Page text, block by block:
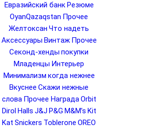
Евразийский банк Резюме
OyanQazaqstan Прочее
Желтоксан Что надеть
Аксессуары Винтаж Прочее
Секонд-хенды покупки
Младенцы Интерьер
Минимализм когда нежнее
Вкуснее Скажи нежные
слова Прочее НаградаOrbit
Dirol Halls J&J P&G M&M’s Kit
Kat Snickers Toblerone OREO